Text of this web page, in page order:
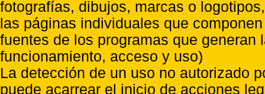
fotografías, dibujos, marcas o
las páginas individuales que
fuentes de los programas que
funcionamiento, acceso y uso)
La detección de un uso no autorizado
puede acarrear el inicio de acciones